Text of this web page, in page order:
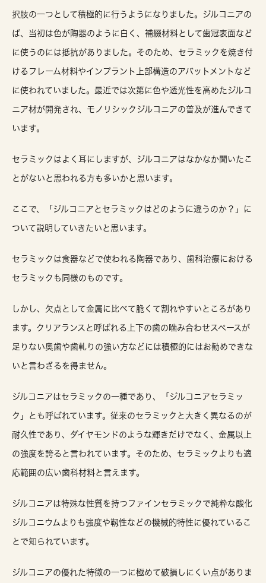
択肢の一つとして積極的に行うようになりました。ジルコニアの
ば、当初は色が陶器のように白く、補綴材料として歯冠表面など
に使うのには抵抗がありました。そのため、セラミックを焼き付
けるフレーム材料やインプラント上部構造のアバットメントなど
に使われていました。最近では次第に色や透光性を高めたジルコ
ニア材が開発され、モノリシックジルコニアの普及が進んできて
います。
セラミックはよく耳にしますが、ジルコニアはなかなか聞いたこ
とがないと思われる方も多いかと思います。
ここで、「ジルコニアとセラミックはどのように違うのか？」に
ついて説明していきたいと思います。
セラミックは食器などで使われる陶器であり、歯科治療における
セラミックも同様のものです。
しかし、欠点として金属に比べて脆くて割れやすいところがあり
ます。クリアランスと呼ばれる上下の歯の噛み合わせスペースが
足りない奥歯や歯軋りの強い方などには積極的にはお勧めできな
いと言わざるを得ません。
ジルコニアはセラミックの一種であり、「ジルコニアセラミッ
ク」とも呼ばれています。従来のセラミックと大きく異なるのが
耐久性であり、ダイヤモンドのような輝きだけでなく、金属以上
の強度を誇ると言われています。そのため、セラミックよりも適
応範囲の広い歯科材料と言えます。
ジルコニアは特殊な性質を持つファインセラミックで純粋な酸化
ジルコニウムよりも強度や靱性などの機械的特性に優れているこ
とで知られています。
ジルコニアの優れた特徴の一つに極めて破損しにくい点がありま